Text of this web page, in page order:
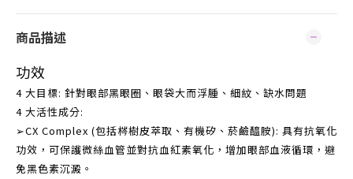
商品描述
功效
4 大目標: 針對眼部黑眼圈、眼袋大而浮腫、細紋、缺水問題
4 大活性成分:
➢CX Complex (包括梣樹皮萃取、有機矽、菸鹼醯胺): 具有抗氧化
功效，可保護微絲血管並對抗血紅素氧化，增加眼部血液循環，避
免黑色素沉澱。